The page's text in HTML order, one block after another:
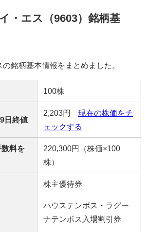
・エス（9603）銘柄基
銘柄基本情報をまとめました。
100株
日終値
2,203円 現在の株価をチ
ェックする
料を
220,300円（株価×100
株）
株主優待券
ハウステンボス・ラグー
ナテンボス入場割引券